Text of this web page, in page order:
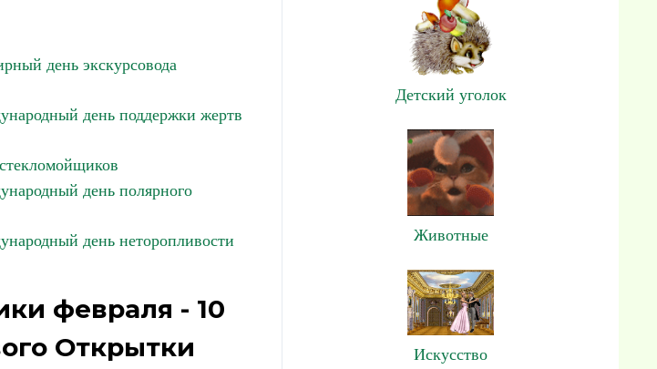
день экскурсовода
день поддержки жертв
день полярного
день неторопливости
февраля - 10
Открытки
Детский уголок
Животные
Искусство